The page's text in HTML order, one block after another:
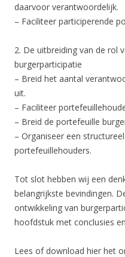
daarvoor verantwoordelijk.
– Faciliteer participerende
2. De uitbreiding van de rol
burgerparticipatie
– Breid het aantal
uit.
– Faciliteer
– Breid de portefeuille
– Organiseer een
portefeuillehouders.
Tot slot hebben wij een
belangrijkste bevindingen.
ontwikkeling van
hoofdstuk met conclusies
Lees of download hier het